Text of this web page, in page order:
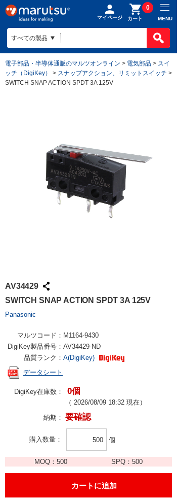
マイページ カート
0
MENU
電子部品・半導体通販のマルツオンライン > 電気部品 > スイ
ッチ（DigiKey）
> スナップアクション、リミットスイッチ >
SWITCH SNAP ACTION SPDT 3A 125V
AV34429
SWITCH SNAP ACTION SPDT 3A 125V
Panasonic
マルツコード： M1164-9430
DigiKey製品番号： AV34429-ND
品質ランク： A(DigiKey)
データシート
DigiKey在庫数： 0個
（ 2026/08/09 18:32 現在）
納期： 要確認
購入数量 個
MOQ：500 SPQ： 500